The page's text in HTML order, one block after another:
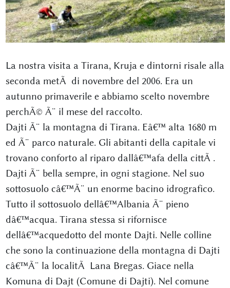
La nostra visita a Tirana, Kruja e dintorni risale alla
seconda metÃ di novembre del 2006. Era un
autunno primaverile e abbiamo scelto novembre
perchÃ© Ã¨ il mese del raccolto.
Dajti Ã¨ la montagna di Tirana. Eâ€™ alta 1680 m
ed Ã¨ parco naturale. Gli abitanti della capitale vi
trovano conforto al riparo dallâ€™afa della cittÃ .
Dajti Ã¨ bella sempre, in ogni stagione. Nel suo
sottosuolo câ€™Ã¨ un enorme bacino idrografico.
Tutto il sottosuolo dellâ€™Albania Ã¨ pieno
dâ€™acqua. Tirana stessa si rifornisce
dellâ€™acquedotto del monte Dajti. Nelle colline
che sono la continuazione della montagna di Dajti
câ€™Ã¨ la localitÃ Lana Bregas. Giace nella
Komuna di Dajt (Comune di Dajti). Nel comune